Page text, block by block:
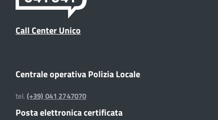
Call Center Unico
Centrale operativa Polizia Locale
tel.(+39) 041 2747070
Posta elettronica certificata